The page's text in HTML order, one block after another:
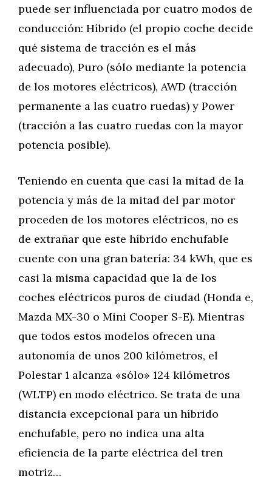
puede ser influenciada por cuatro modos de
conducción: Híbrido (el propio coche decide
qué sistema de tracción es el más
adecuado), Puro (sólo mediante la potencia
de los motores eléctricos), AWD (tracción
permanente a las cuatro ruedas) y Power
(tracción a las cuatro ruedas con la mayor
potencia posible).
Teniendo en cuenta que casi la mitad de la
potencia y más de la mitad del par motor
proceden de los motores eléctricos, no es
de extrañar que este híbrido enchufable
cuente con una gran batería: 34 kWh, que es
casi la misma capacidad que la de los
coches eléctricos puros de ciudad (Honda e,
Mazda MX-30 o Mini Cooper S-E). Mientras
que todos estos modelos ofrecen una
autonomía de unos 200 kilómetros, el
Polestar 1 alcanza «sólo» 124 kilómetros
(WLTP) en modo eléctrico. Se trata de una
distancia excepcional para un híbrido
enchufable, pero no indica una alta
eficiencia de la parte eléctrica del tren
motriz…